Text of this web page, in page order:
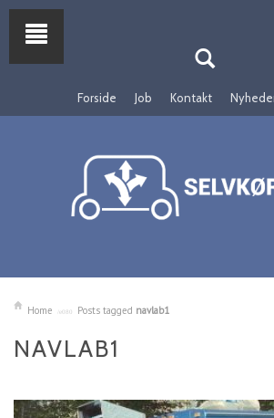
Forside Job Kontakt
Home Posts tagged navlab1
NAVLAB1